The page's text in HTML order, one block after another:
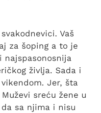
Vaš
za šoping a to je
življa. Sada i
Jer, šta
sreću žene u
sa njima i nisu